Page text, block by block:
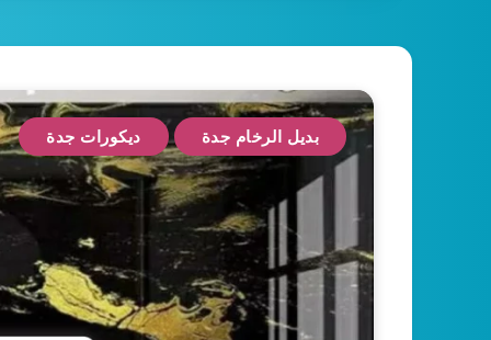
بديل الرخام جدة ديكورات جدة